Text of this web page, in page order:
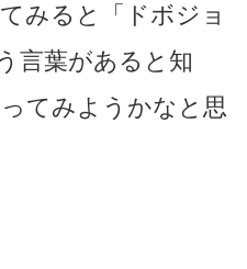
みると「ドボジョ
言葉があると知
てみようかなと思